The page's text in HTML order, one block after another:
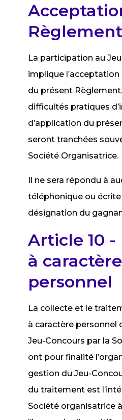
Règlement
La participation au
implique
du présent
difficultés pratiques
d’application du
seront tranchées
Société Organisatrice.
Il ne sera répondu à
téléphonique ou
désignation du
Article 10 -
à caractère
personnel
La collecte et le
à caractère personnel
Jeu-Concours par la
ont pour finalité
gestion du Jeu-
du traitement est
Société organisatrice